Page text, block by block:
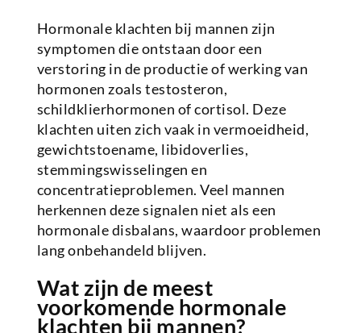
Hormonale klachten bij mannen zijn
symptomen die ontstaan door een
verstoring in de productie of werking van
hormonen zoals testosteron,
schildklierhormonen of cortisol. Deze
klachten uiten zich vaak in vermoeidheid,
gewichtstoename, libidoverlies,
stemmingswisselingen en
concentratieproblemen. Veel mannen
herkennen deze signalen niet als een
hormonale disbalans, waardoor problemen
lang onbehandeld blijven.
Wat zijn de meest
voorkomende hormonale
klachten bij mannen?